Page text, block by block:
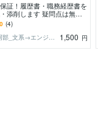
証！履歴書・職務経歴書を
添削します 疑問点は無料
オチャットで直接質問可能
(4)
阿部_文系→エンジニア転職支援
1,500 円